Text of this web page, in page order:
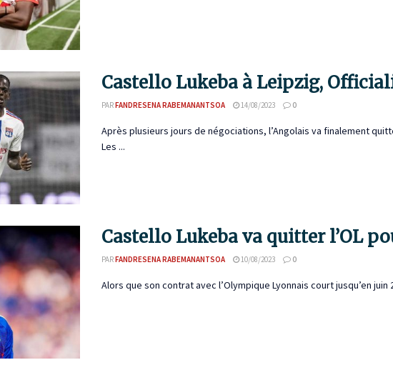
Castello Lukeba à Leipzig,
PARFANDRESENA RABEMANANTSOA 14/08/2023 0
Après plusieurs jours de négociations, l’Angolais va finalement
Les ...
Castello Lukeba va quitter l’OL
PARFANDRESENA RABEMANANTSOA 10/08/2023 0
Alors que son contrat avec l’Olympique Lyonnais court jusqu’en